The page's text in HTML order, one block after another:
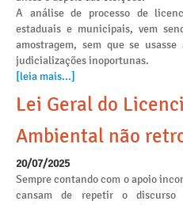
A análise de processo de
estaduais e municipais, vem
amostragem, sem que se
judicializações inoportunas.
[leia mais...]
Lei Geral do
Ambiental não
20/07/2025
Sempre contando com o apoio
cansam de repetir o